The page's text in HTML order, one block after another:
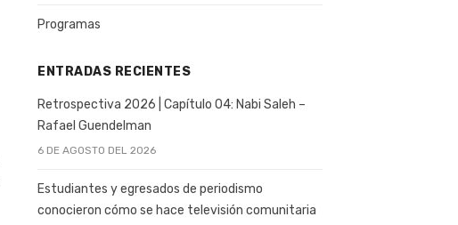
Programas
ENTRADAS RECIENTES
Retrospectiva 2026 | Capítulo 04: Nabi Saleh –
Rafael Guendelman
6 DE AGOSTO DEL 2026
Estudiantes y egresados de periodismo
conocieron cómo se hace televisión comunitaria